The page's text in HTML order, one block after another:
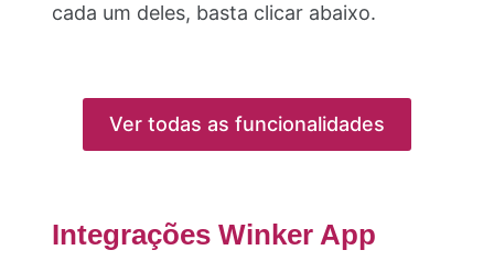
cada um deles, basta clicar abaixo.
Ver todas as funcionalidades
Integrações Winker App